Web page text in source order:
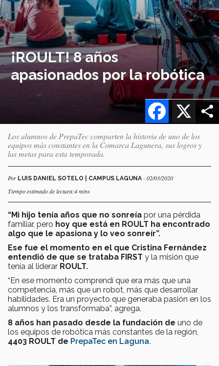
¡ROULT! 8 años
apasionados por la robótica
X
Facebook
Los alumnos de PrepaTec comparten la historia de uno de los
equipos más constantes en la Comarca Lagunera, sus logros y
las metas para esta temporada.
Por LUIS DANIEL SOTELO | CAMPUS LAGUNA - 02/03/2020
Tiempo estimado de lectura:4 mins
“Mi hijo tenía años que no sonreía por una pérdida
familiar, pero hoy que está en ROULT ha encontrado
algo que le apasiona y lo veo sonreír”.
Ese fue el momento en el que Cristina Fernández
entendió de que se trataba FIRST y la misión que
tenía al liderar ROULT.
“En ese momento comprendí que era más que una
competencia, más que un robot, más que desarrollar
habilidades. Era un proyecto que generaba pasión en los
alumnos y los transformaba”, agrega.
8 años han pasado desde la fundación de uno de
los equipos de robótica más constantes de la región,
4403 ROULT de PrepaTec en Laguna.